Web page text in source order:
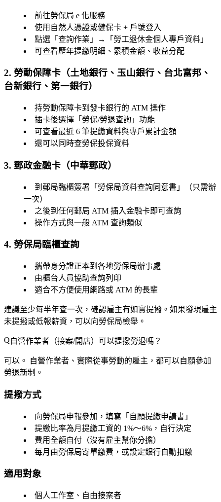
前往勞保局 e 化服務
使用 自然人憑證或健保卡 + 戶號登入
點選「查詢作業」→「勞工退休金個人專戶資料」
可查看歷年提繳明細、累積金額、收益分配
2. 勞動保障卡（土地銀行、玉山銀行、台北富邦、
台新銀行、第一銀行）
持勞動保障卡到發卡銀行的 ATM 操作
插卡後選擇「勞保/勞退查詢」功能
可查看最近 6 筆提繳資料與專戶累計金額
還可以同時查勞保投保資料
3. 郵政金融卡（中華郵政）
到郵局臨櫃簽署「勞保局資料查詢同意書」（只需辦
一次）
之後到任何郵局 ATM 插入金融卡即可查詢
操作方式與一般 ATM 查詢類似
4. 勞保局臨櫃查詢
攜帶身分證正本到各地勞保局辦事處
由櫃台人員協助查詢列印
適合不方便使用網路或 ATM 的長輩
建議至少每半年查一次，確認雇主有如實提撥。如果發現雇主
未提撥或低報薪資，可以向勞保局檢舉。
自營作業者（接案/開店）可以提撥勞退嗎？
可以。
自營作業者、實際從事勞動的雇主，都可以自願參加
勞退新制。
提撥方式
向勞保局申報參加，填寫「自願提繳申請書」
提繳比率為月提繳工資的 1%～6% ，自行決定
費用全額自付 （沒有雇主幫你分擔）
每月由勞保局寄單繳費，或設定銀行自動扣繳
適用對象
個人工作室、自由接案者